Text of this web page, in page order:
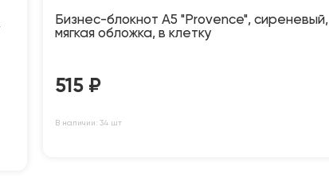
Бизнес-блокнот А5 "Provence", сиреневый,
мягкая обложка, в клетку
515 ₽
В наличии: 34 шт